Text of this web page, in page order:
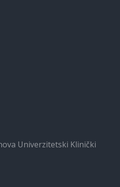
Univerzitetski Klinički